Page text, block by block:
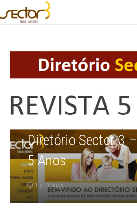
Diretório Sector 3
5 Anos
Há 11 anos